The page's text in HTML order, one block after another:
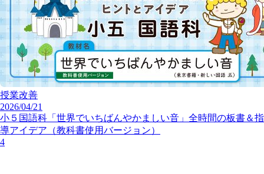
授業改善
2026/04/21
小５国語科「世界でいちばんやかましい音」全時間の板書＆指
導アイデア（教科書使用バージョン）
4